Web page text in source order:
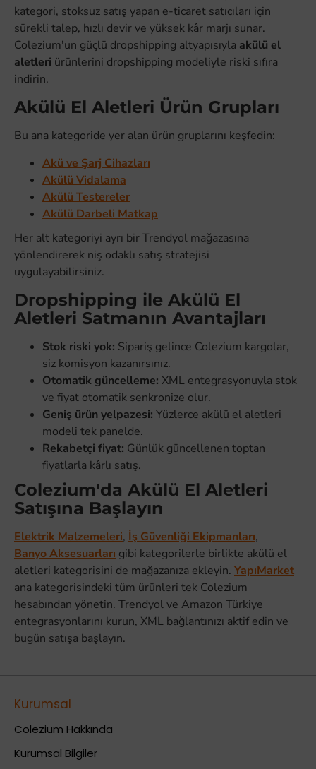
kategori, stoksuz satış yapan e-ticaret satıcıları için
sürekli talep, hızlı devir ve yüksek kâr marjı sunar.
Colezium'un güçlü dropshipping altyapısıyla akülü el
aletleri ürünlerini dropshipping modeliyle riski sıfıra
indirin.
Akülü El Aletleri Ürün Grupları
Bu ana kategoride yer alan ürün gruplarını keşfedin:
Akü ve Şarj Cihazları
Akülü Vidalama
Akülü Testereler
Akülü Darbeli Matkap
Her alt kategoriyi ayrı bir Trendyol mağazasına
yönlendirerek niş odaklı satış stratejisi
uygulayabilirsiniz.
Dropshipping ile Akülü El
Aletleri Satmanın Avantajları
Stok riski yok: Sipariş gelince Colezium kargolar,
siz komisyon kazanırsınız.
Otomatik güncelleme: XML entegrasyonuyla stok
ve fiyat otomatik senkronize olur.
Geniş ürün yelpazesi: Yüzlerce akülü el aletleri
modeli tek panelde.
Rekabetçi fiyat: Günlük güncellenen toptan
fiyatlarla kârlı satış.
Colezium'da Akülü El Aletleri
Satışına Başlayın
Elektrik Malzemeleri, İş Güvenliği Ekipmanları,
Banyo Aksesuarları gibi kategorilerle birlikte akülü el
aletleri kategorisini de mağazanıza ekleyin. YapıMarket
ana kategorisindeki tüm ürünleri tek Colezium
hesabından yönetin. Trendyol ve Amazon Türkiye
entegrasyonlarını kurun, XML bağlantınızı aktif edin ve
bugün satışa başlayın.
Kurumsal
Colezium Hakkında
Kurumsal Bilgiler